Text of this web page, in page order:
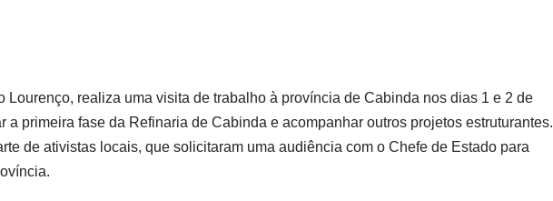
Lourenço, realiza uma visita de trabalho à província de Cabinda nos dias 1 e 2 de
a primeira fase da Refinaria de Cabinda e acompanhar outros projetos estruturantes.
de ativistas locais, que solicitaram uma audiência com o Chefe de Estado para